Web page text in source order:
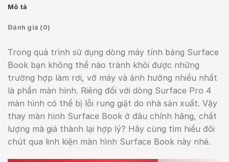
Mô tả
Đánh giá (0)
Trong quá trình sử dụng dòng máy tính bảng Surface
Book bạn không thể nào tránh khỏi được những
trường hợp làm rơi, vỡ máy và ảnh hưởng nhiều nhất
là phần màn hình. Riêng đối với dòng Surface Pro 4
màn hình có thể bị lỗi rung giật do nhà sản xuất. Vậy
thay màn hình Surface Book ở đâu chính hãng, chất
lượng mà giá thành lại hợp lý? Hãy cùng tìm hiểu đôi
chút qua linh kiện màn hình Surface Book này nhé.